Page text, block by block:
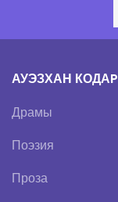
АУЭЗХАН КОДАP
Драмы
Поэзия
Проза